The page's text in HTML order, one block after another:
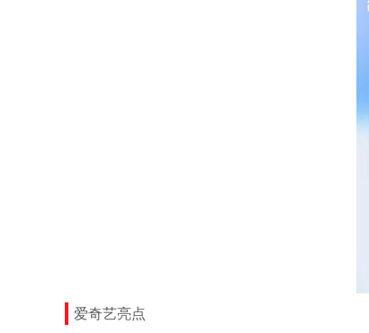
爱奇艺亮点